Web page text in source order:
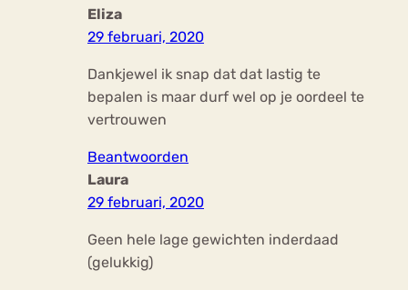
Eliza
29 februari, 2020
Dankjewel ik snap dat dat lastig te
bepalen is maar durf wel op je oordeel te
vertrouwen
Beantwoorden
Laura
29 februari, 2020
Geen hele lage gewichten inderdaad
(gelukkig)